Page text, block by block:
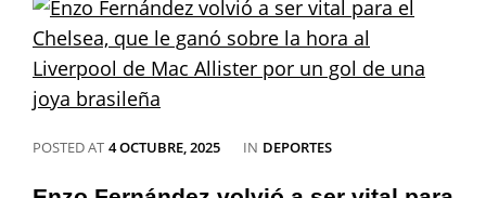
POSTED AT 4 OCTUBRE, 2025 IN CATEGORIES
DEPORTES